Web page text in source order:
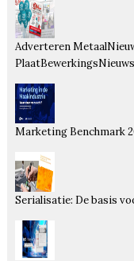
Adverteren
PlaatBewerkingsNieuws
Marketing Benchmark
Serialisatie: De basis